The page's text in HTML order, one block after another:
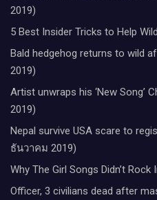
2019)
5 Best Insider Tricks to Help
Bald hedgehog returns to wild
2019)
Artist unwraps his ‘New Song’
2019)
Nepal survive USA scare to
ธันวาคม 2019)
Why The Girl Songs Didn’t
Officer, 3 civilians dead after